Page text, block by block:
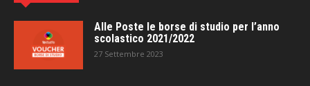
Alle Poste le borse di studio per l’anno
scolastico 2021/2022
27 Settembre 2023